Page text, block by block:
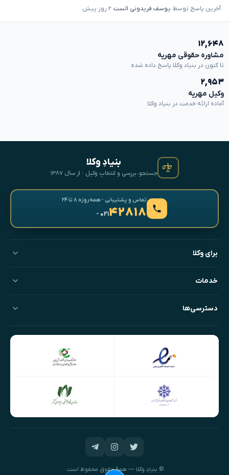
آخرین پاسخ توسط یوسف فریدونی الست ۲ روز پیش
۱۲,۶۴۸
مشاوره حقوقی مهریه
تا کنون در بنیاد وکلا پاسخ داده شده
۲,۹۵۳
وکیل مهریه
آماده ارائه خدمت در بنیاد وکلا
بنیادِ وکلا
جستجو، بررسی و انتخابِ وکیل · از سال ۱۳۸۷
تماس و پشتیبانی · همه‌روزه ۸ تا ۲۴
۴۲۸۱۸- ۰۲۱
برای وکلا
خدمات
دسترسی‌ها
© بنیادِ وکلا — همهٔ حقوق محفوظ است.